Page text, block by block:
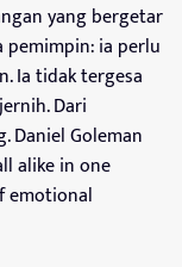
yang bergetar
pemimpin: ia perlu
Ia tidak tergesa
Dari
Daniel Goleman
alike in one
emotional